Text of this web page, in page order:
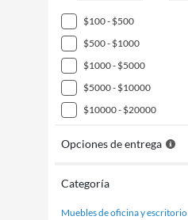
$100 - $500
$500 - $1000
$1000 - $5000
$5000 - $10000
$10000 - $20000
Opciones de entrega
Categoría
muebles de oficina y escritorio